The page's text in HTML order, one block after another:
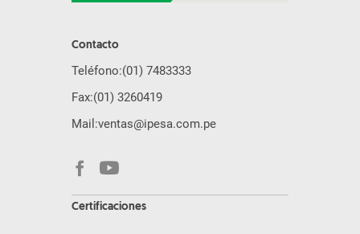
Contacto
Teléfono:(01) 7483333
Fax:(01) 3260419
Mail:ventas@ipesa.com.pe
Certificaciones